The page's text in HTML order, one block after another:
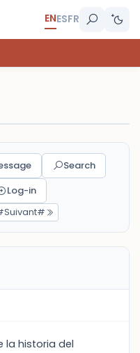
ENESFR
Search
Log-in
la historia del